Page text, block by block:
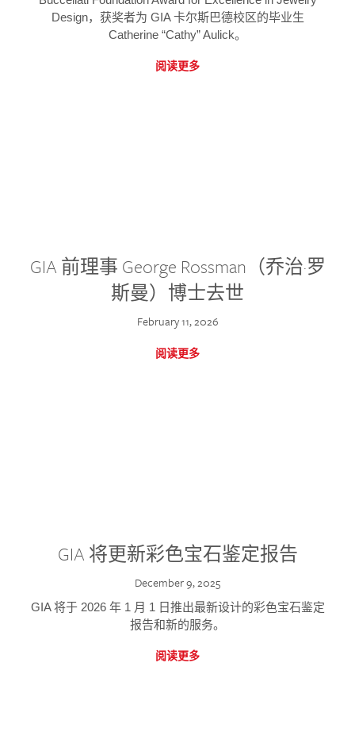
Design，获奖者为 GIA 卡尔斯巴德校区的毕业生
Catherine “Cathy” Aulick。
阅读更多
GIA 前理事 George Rossman（乔治·罗
斯曼）博士去世
February 11, 2026
阅读更多
GIA 将更新彩色宝石鉴定报告
December 9, 2025
GIA 将于 2026 年 1 月 1 日推出最新设计的彩色宝石鉴定
报告和新的服务。
阅读更多